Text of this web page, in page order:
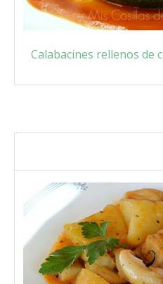
Calabacines rellenos de